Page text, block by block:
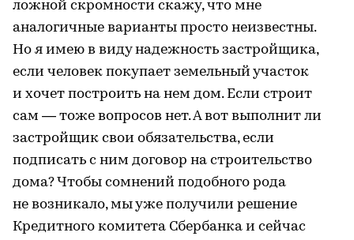
ложной скромности скажу, что мне
аналогичные варианты просто неизвестны.
Но я имею в виду надежность застройщика,
если человек покупает земельный участок
и хочет построить на нем дом. Если строит
сам — тоже вопросов нет. А вот выполнит ли
застройщик свои обязательства, если
подписать с ним договор на строительство
дома? Чтобы сомнений подобного рода
не возникало, мы уже получили решение
Кредитного комитета Сбербанка и сейчас